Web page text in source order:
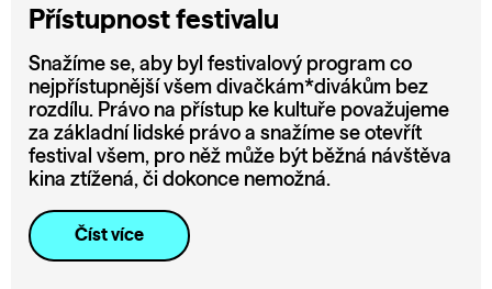
Přístupnost festivalu
Snažíme se, aby byl festivalový program co
nejpřístupnější všem divačkám*divákům bez
rozdílu. Právo na přístup ke kultuře považujeme
za základní lidské právo a snažíme se otevřít
festival všem, pro něž může být běžná návštěva
kina ztížená, či dokonce nemožná.
Číst více